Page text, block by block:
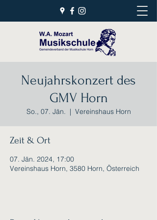
Neujahrskonzert des
GMV Horn
So., 07. Jän.
  |
Vereinshaus Horn
Zeit & Ort
07. Jän. 2024, 17:00
Vereinshaus Horn, 3580 Horn, Österreich